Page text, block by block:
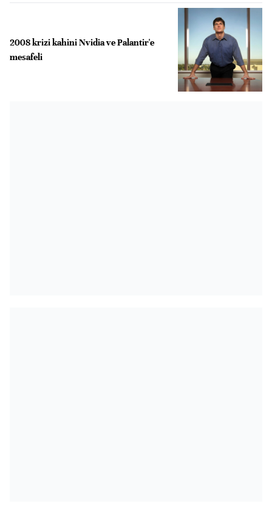
2008 krizi kahini Nvidia ve Palantir'e
mesafeli